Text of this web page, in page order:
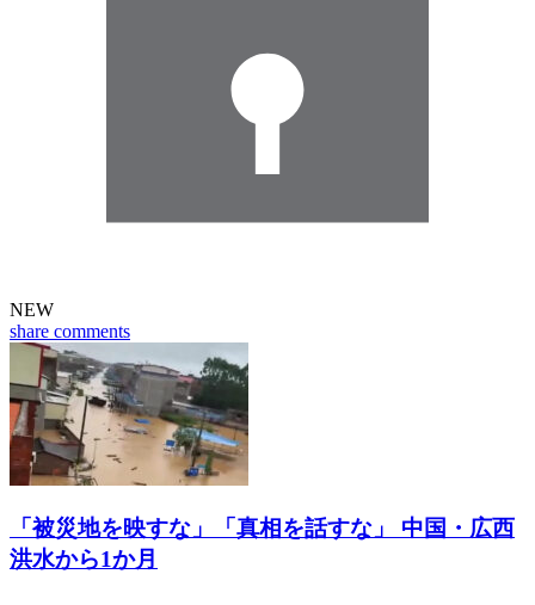
NEW
share comments
「被災地を映すな」「真相を話すな」 中国・広西
洪水から1か月